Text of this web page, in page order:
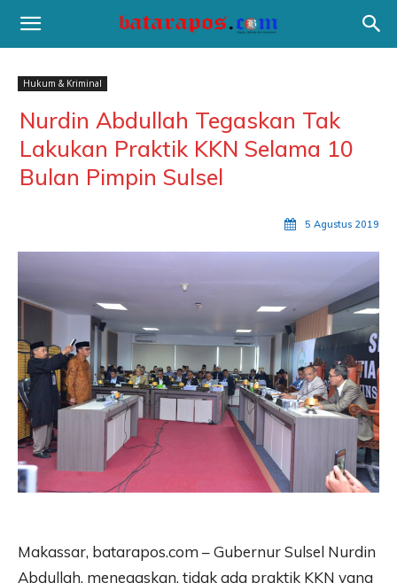
Hukum & Kriminal
Nurdin Abdullah Tegaskan Tak
Lakukan Praktik KKN Selama 10
Bulan Pimpin Sulsel
5 Agustus 2019
Makassar, batarapos.com – Gubernur Sulsel Nurdin
Abdullah, menegaskan, tidak ada praktik KKN yang